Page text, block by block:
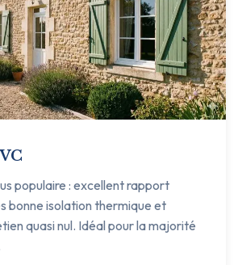
populaire : excellent rapport
bonne isolation thermique et
quasi nul. Idéal pour la majorité